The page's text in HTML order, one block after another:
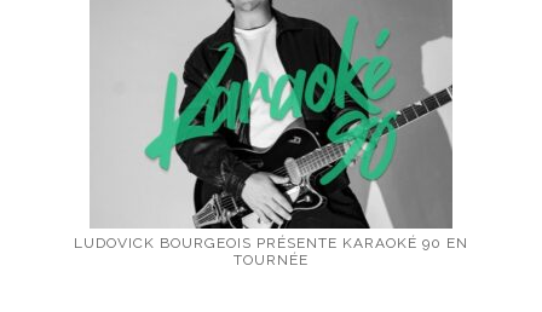
LUDOVICK BOURGEOIS PRÉSENTE KARAOKÉ 90 EN
TOURNÉE